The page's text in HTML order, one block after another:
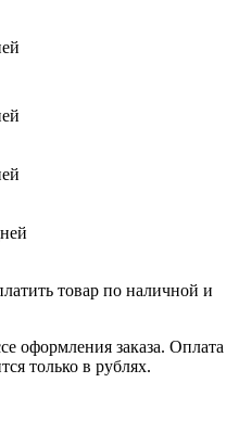
товар по наличной и
оформления заказа. Оплата
только в рублях.